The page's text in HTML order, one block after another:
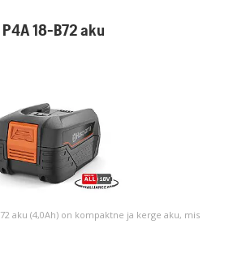
18-B72 aku
aku (4,0Ah) on kompaktne ja kerge aku, mis